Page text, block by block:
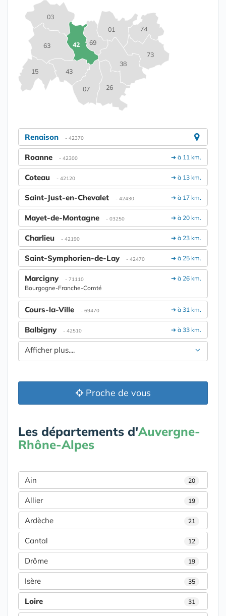
01
03
07
15
26
38
42
43
63
69
73
74
Renaison - 42370
➔ à 11 km.
Roanne - 42300
➔ à 13 km.
Coteau - 42120
➔ à 17 km.
Saint-Just-en-Chevalet - 42430
➔ à 20 km.
Mayet-de-Montagne - 03250
➔ à 23 km.
Charlieu - 42190
➔ à 25 km.
Saint-Symphorien-de-Lay - 42470
➔ à 26 km.
Marcigny - 71110
Bourgogne-Franche-Comté
➔ à 31 km.
Cours-la-Ville - 69470
➔ à 33 km.
Balbigny - 42510
Afficher plus....
Proche de vous
Les départements d'Auvergne-
Rhône-Alpes
Ain 20
Allier 19
Ardèche 21
Cantal 12
Drôme 19
Isère 35
Loire 31